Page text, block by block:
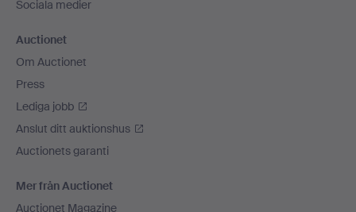
Sociala medier
Auctionet
Om Auctionet
Press
Lediga jobb
Anslut ditt auktionshus
Auctionets garanti
Mer från Auctionet
Auctionet Magazine